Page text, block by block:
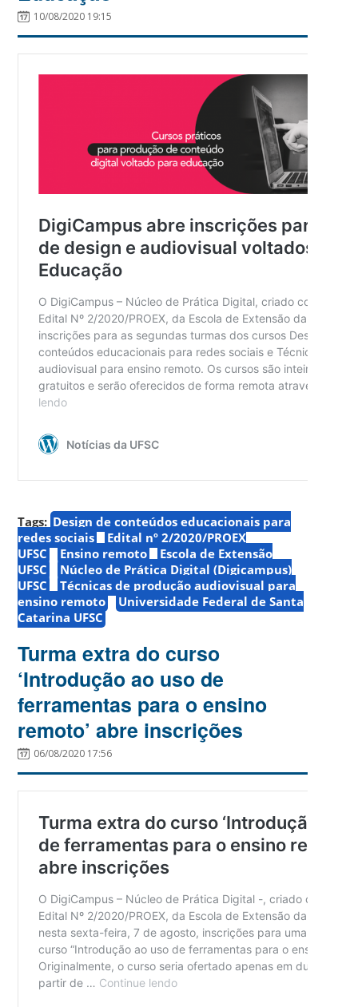
10/08/2020 19:15
Tags: Design de conteúdos educacionais para
redes sociais
Edital nº 2/2020/PROEX
UFSC
Ensino remoto
Escola de Extensão
UFSC
Núcleo de Prática Digital (Digicampus)
UFSC
Técnicas de produção audiovisual para
ensino remoto
Universidade Federal de Santa
Catarina UFSC
Turma extra do curso
‘Introdução ao uso de
ferramentas para o ensino
remoto’ abre inscrições
06/08/2020 17:56